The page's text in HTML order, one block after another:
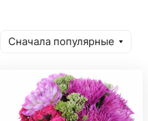
Сначала популярные